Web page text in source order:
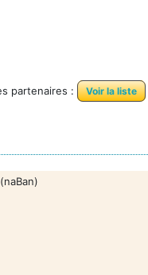
partenaires : Voir la liste
(naBan)